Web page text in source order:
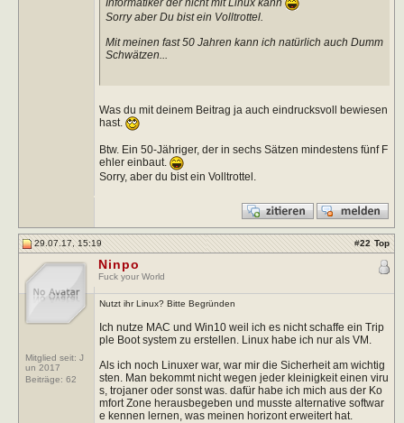
Sorry aber Du bist ein Volltrottel.
Mit meinen fast 50 Jahren kann ich natürlich auch Dumm
Schwätzen...
Was du mit deinem Beitrag ja auch eindrucksvoll bewiesen
hast.
Btw. Ein 50-Jähriger, der in sechs Sätzen mindestens fünf F
ehler einbaut.
Sorry, aber du bist ein Volltrottel.
29.07.17, 15:19 #22 Top
Mitglied seit: J
un 2017
Beiträge: 62
Ninpo
Fuck your World
Nutzt ihr Linux? Bitte Begründen
Ich nutze MAC und Win10 weil ich es nicht schaffe ein Trip
ple Boot system zu erstellen. Linux habe ich nur als VM.
Als ich noch Linuxer war, war mir die Sicherheit am wichtig
sten. Man bekommt nicht wegen jeder kleinigkeit einen viru
s, trojaner oder sonst was. dafür habe ich mich aus der Ko
mfort Zone herausbegeben und musste alternative softwar
e kennen lernen, was meinen horizont erweitert hat.